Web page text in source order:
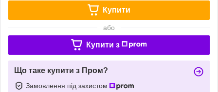
Купити
або
Купити з
Що таке купити з Пром?
Замовлення під захистом